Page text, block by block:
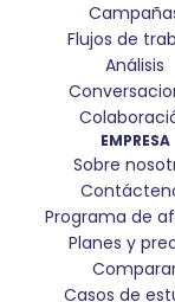
Flujos de
Análisis
EMPRESA
Sobre
Programa de
Planes y
Casos de